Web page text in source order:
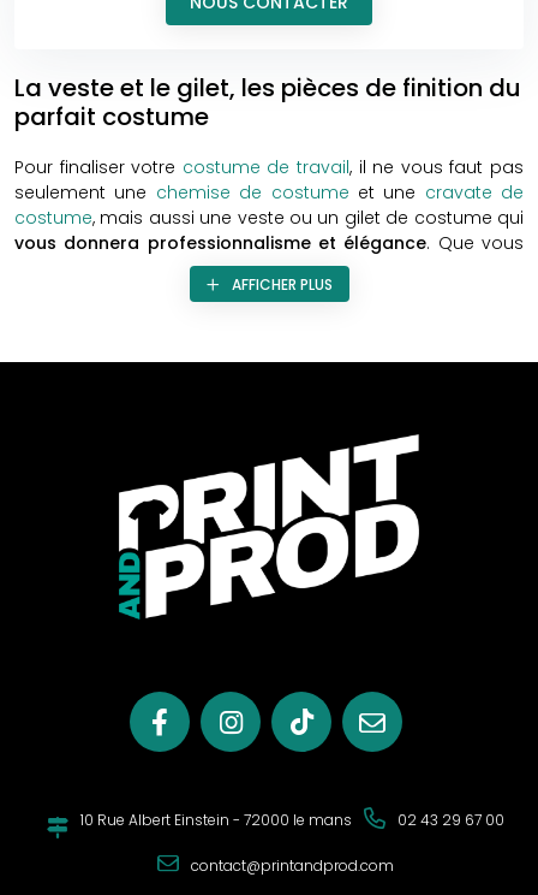
La veste et le gilet, les pièces de finition du
parfait costume
Pour finaliser votre costume de travail, il ne vous faut pas
seulement une chemise de costume et une cravate de
costume, mais aussi une veste ou un gilet de costume qui
vous donnera professionnalisme et élégance. Que vous
soyez un particulier ou un professionnel, quelle que soit
votre utilisation (quotidienne ou occasionnelle, volontaire
essentiel de bien le choisir, en particulier la veste qui est
Personnalisez vos vestes et gilets de
Pour de nombreux professionnels, la veste ou le gilet de
travail est obligatoire. Ainsi les professionnels de la
restauration portent gilet de serveur et vestes de cuisinier,
les ouvriers des vestes protectrices, et les employés des
vestes de costume. Print and Prod vous propose d’aller
vous offrons un large choix de modèles, tailles et coloris, à
un rapport qualité-prix imbattable. Créez vos
gilets de costume publicitaireset portez-les sur vos
professionnalisme, votre cohésion d’équipe et votre
AFFICHER PLUS
10 Rue Albert Einstein - 72000 le mans 02 43 29 67 00
contact@printandprod.com